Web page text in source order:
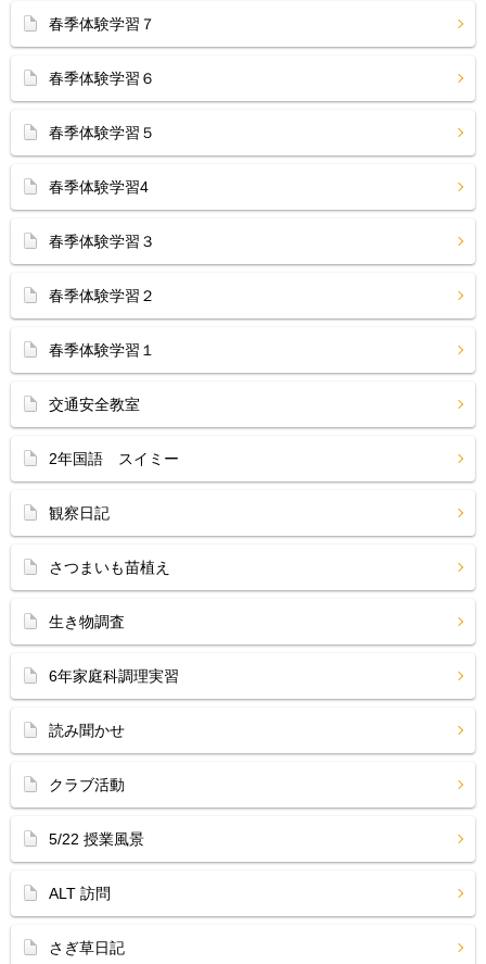
春季体験学習７
春季体験学習６
春季体験学習５
春季体験学習4
春季体験学習３
春季体験学習２
春季体験学習１
交通安全教室
2年国語 スイミー
観察日記
さつまいも苗植え
生き物調査
6年家庭科調理実習
読み聞かせ
クラブ活動
5/22 授業風景
ALT 訪問
さぎ草日記